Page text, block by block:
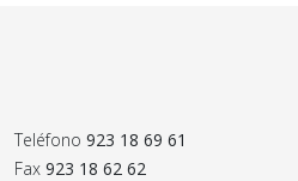
Teléfono 923 18 69 61
Fax 923 18 62 62